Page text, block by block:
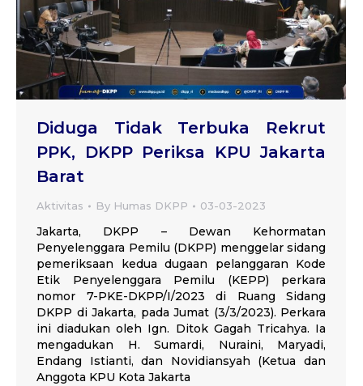
Diduga Tidak Terbuka Rekrut
PPK, DKPP Periksa KPU Jakarta
Barat
Aktivitas By Humas DKPP 03-03-2023
Jakarta, DKPP – Dewan Kehormatan
Penyelenggara Pemilu (DKPP) menggelar sidang
pemeriksaan kedua dugaan pelanggaran Kode
Etik Penyelenggara Pemilu (KEPP) perkara
nomor 7-PKE-DKPP/I/2023 di Ruang Sidang
DKPP di Jakarta, pada Jumat (3/3/2023). Perkara
ini diadukan oleh Ign. Ditok Gagah Tricahya. Ia
mengadukan H. Sumardi, Nuraini, Maryadi,
Endang Istianti, dan Novidiansyah (Ketua dan
Anggota KPU Kota Jakarta